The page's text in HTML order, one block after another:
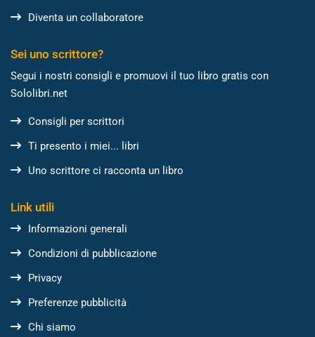
Diventa un collaboratore
Sei uno scrittore?
Segui i nostri consigli e promuovi il tuo libro gratis con
Sololibri.net
Consigli per scrittori
Ti presento i miei... libri
Uno scrittore ci racconta un libro
Link utili
Informazioni generali
Condizioni di pubblicazione
Privacy
Preferenze pubblicità
Chi siamo